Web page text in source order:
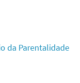
da Parentalidade